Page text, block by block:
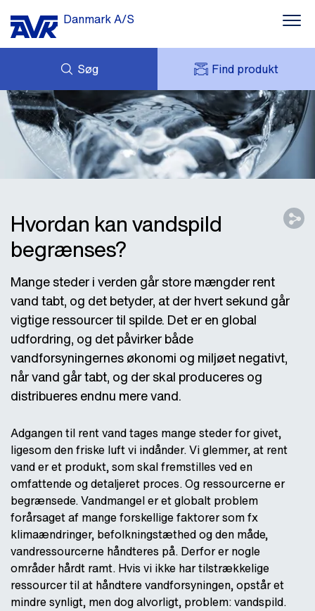
Danmark A/S
Søg Find produkt
NYHEDER
DOWNLOADS
CASES
FORESPØRG
MIT AVK
AVK HOLDING (GROUP)
PRISLISTE
Hvordan kan vandspild
begrænses?
Mange steder i verden går store mængder rent
vand tabt, og det betyder, at der hvert sekund går
vigtige ressourcer til spilde. Det er en global
udfordring, og det påvirker både
vandforsyningernes økonomi og miljøet negativt,
når vand går tabt, og der skal produceres og
distribueres endnu mere vand.
Adgangen til rent vand tages mange steder for givet,
ligesom den friske luft vi indånder. Vi glemmer, at rent
vand er et produkt, som skal fremstilles ved en
omfattende og detaljeret proces. Og ressourcerne er
begrænsede. Vandmangel er et globalt problem
forårsaget af mange forskellige faktorer som fx
klimaændringer, befolkningstæthed og den måde,
vandressourcerne håndteres på. Derfor er nogle
områder hårdt ramt. Hvis vi ikke har tilstrækkelige
ressourcer til at håndtere vandforsyningen, opstår et
mindre synligt, men dog alvorligt, problem: vandspild.